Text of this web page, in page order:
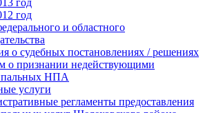
год
и областного
о судебных постановлениях / решениях
о признании недействующими
НПА
услуги
регламенты предоставления